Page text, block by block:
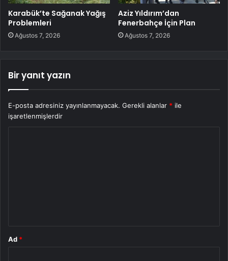
Karabük’te Sağanak Yağış
Problemleri
Ağustos 7, 2026
Aziz Yıldırım’dan
Fenerbahçe İçin Plan
Ağustos 7, 2026
Bir yanıt yazın
E-posta adresiniz yayınlanmayacak. Gerekli alanlar * ile
işaretlenmişlerdir
Ad *